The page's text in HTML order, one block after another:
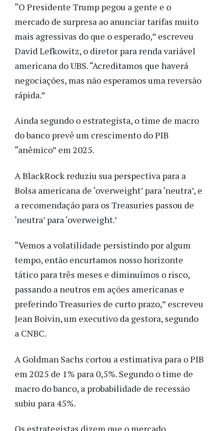
“O Presidente Trump pegou a gente e o
mercado de surpresa ao anunciar tarifas muito
mais agressivas do que o esperado,” escreveu
David Lefkowitz, o diretor para renda variável
americana do UBS. “Acreditamos que haverá
negociações, mas não esperamos uma reversão
rápida.”
Ainda segundo o estrategista, o time de macro
do banco prevê um crescimento do PIB
“anêmico” em 2025.
A BlackRock reduziu sua perspectiva para a
Bolsa americana de ‘overweight’ para ‘neutra’, e
a recomendação para os Treasuries passou de
‘neutra’ para ‘overweight.’
“Vemos a volatilidade persistindo por algum
tempo, então encurtamos nosso horizonte
tático para três meses e diminuímos o risco,
passando a neutros em ações americanas e
preferindo Treasuries de curto prazo,” escreveu
Jean Boivin, um executivo da gestora, segundo
a CNBC.
A Goldman Sachs cortou a estimativa para o PIB
em 2025 de 1% para 0,5%. Segundo o time de
macro do banco, a probabilidade de recessão
subiu para 45%.